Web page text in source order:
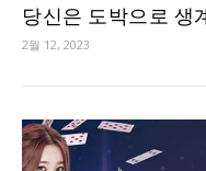
당신은 도박으로 생
2월 12, 2023